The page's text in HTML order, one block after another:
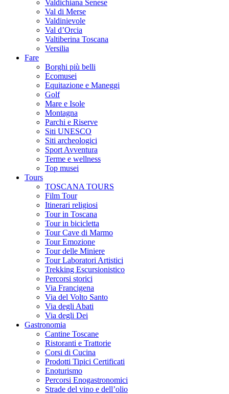
Valdichiana Senese
Val di Merse
Valdinievole
Val d’Orcia
Valtiberina Toscana
Versilia
Fare
Borghi più belli
Ecomusei
Equitazione e Maneggi
Golf
Mare e Isole
Montagna
Parchi e Riserve
Siti UNESCO
Siti archeologici
Sport Avventura
Terme e wellness
Top musei
Tours
TOSCANA TOURS
Film Tour
Itinerari religiosi
Tour in Toscana
Tour in bicicletta
Tour Cave di Marmo
Tour Emozione
Tour delle Miniere
Tour Laboratori Artistici
Trekking Escursionistico
Percorsi storici
Via Francigena
Via del Volto Santo
Via degli Abati
Via degli Dei
Gastronomia
Cantine Toscane
Ristoranti e Trattorie
Corsi di Cucina
Prodotti Tipici Certificati
Enoturismo
Percorsi Enogastronomici
Strade del vino e dell’olio